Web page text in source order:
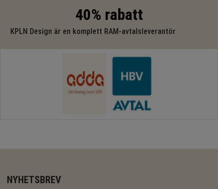
40% rabatt
KPLN Design är en komplett RAM-avtalsleverantör
NYHETSBREV